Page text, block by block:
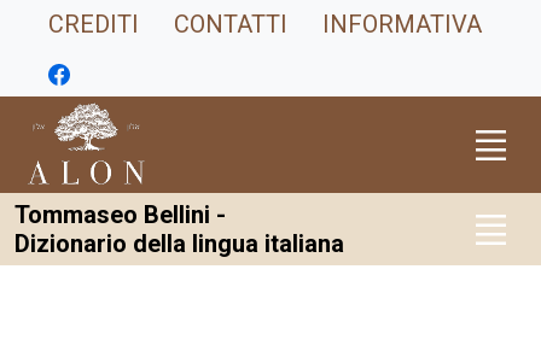
CREDITI CONTATTI INFORMATIVA
Tommaseo Bellini -
Dizionario della lingua italiana